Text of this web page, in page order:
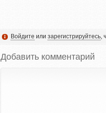
Войдите или зарегистрируйтесь,
Добавить комментарий